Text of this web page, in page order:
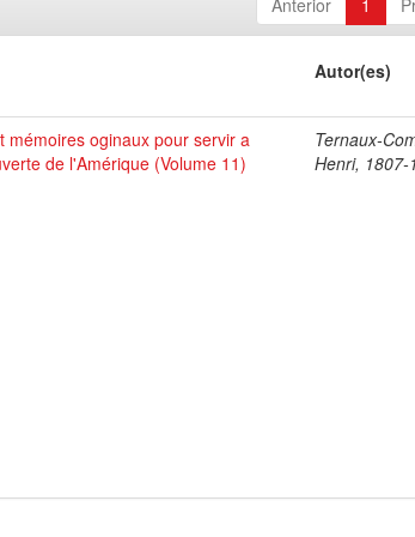
Anterior 1
Autor(es)
mémoires oginaux pour servir a
de l'Amérique (Volume 11)
Ternaux-
Henri, 1807-